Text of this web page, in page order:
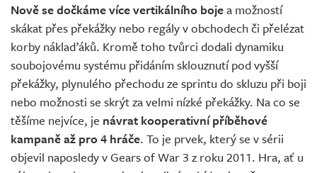
Nově se dočkáme více vertikálního bojea možností
skákat přes překážky nebo regály v obchodech či přelézat
korby náklaďáků. Kromě toho tvůrci dodali dynamiku
soubojovému systému přidáním sklouznutí pod vyšší
překážky, plynulého přechodu ze sprintu do skluzu při boji
nebo možnosti se skrýt za velmi nízké překážky. Na co se
těšíme nejvíce, je návrat kooperativní příběhové
kampaně až pro 4 hráče. To je prvek, který se v sérii
objevil naposledy v Gears of War 3 z roku 2011. Hra, ať u